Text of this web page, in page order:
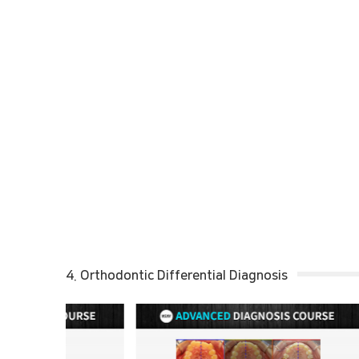
4. Orthodontic Differential Diagnosis